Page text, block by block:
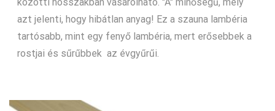
közötti hosszakban vásárolható. "A" minőségű, mely
azt jelenti, hogy hibátlan anyag! Ez a szauna lambéria
tartósabb, mint egy fenyő lambéria, mert erősebbek a
rostjai és sűrűbbek az évgyűrűi.